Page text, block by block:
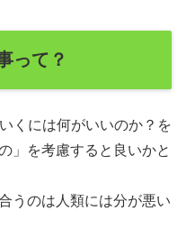
って？
くには何がいいのか？を
」を考慮すると良いかと
うのは人類には分が悪い